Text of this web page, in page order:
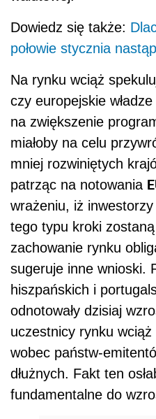
Dowiedz się także:
połowie stycznia
Na rynku wciąż
czy europejskie
na zwiększenie
miałoby na celu
mniej rozwiniętych
patrząc na notowania
wrażeniu, iż
tego typu kroki
zachowanie rynku
sugeruje inne wnioski.
hiszpańskich i
odnotowały dzisiaj
uczestnicy rynku
wobec państw-
dłużnych. Fakt ten
fundamentalne do